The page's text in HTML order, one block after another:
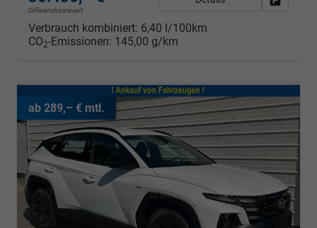
Differenzbesteuert
Verbrauch kombiniert: 6,40 l/100km
CO2-Emissionen: 145,00 g/km
ab 289,– € mtl.